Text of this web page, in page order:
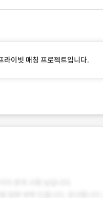
라이빗 매칭 프로젝트입니다.